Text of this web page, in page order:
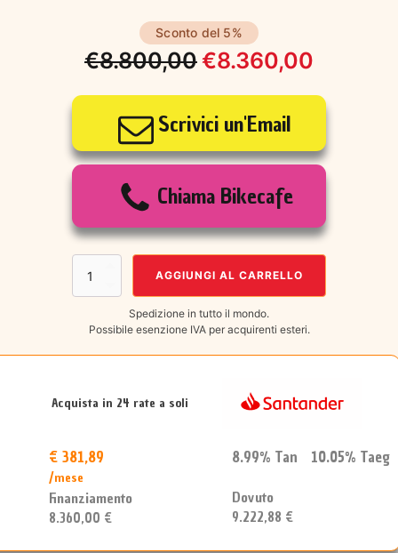
Sconto del 5%
€8.800,00
Il
prezzo
originale
€8.800,00.
€8.360,00
Il
prezzo
attuale
€8.360,00.
Scrivici un'Email
Chiama Bikecafe
EXTREMA
ITALIA
2026
AGGIUNGI AL CARRELLO
Spedizione in tutto il mondo.
Possibile esenzione IVA per acquirenti esteri.
Acquista in 24 rate a soli
€ 381,89
/mese
Finanziamento
8.360,00 €
8.99% Tan 10.05% Taeg
Dovuto
9.222,88 €